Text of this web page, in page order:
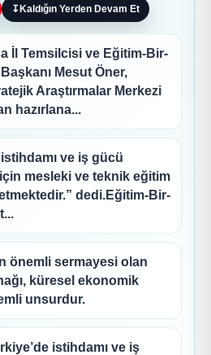
↧ Kaldığın Yerden Devam Et
İl Temsilcisi ve Eğitim-Bir-
Mesut Öner,
Araştırmalar Merkezi
hazırlana...
ve iş gücü
mesleki ve teknik eğitim
dedi.Eğitim-Bir-
önemli sermayesi olan
küresel ekonomik
unsurdur.
istihdamı ve iş